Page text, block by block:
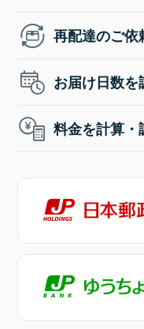
再配達のご依
お届け日数を
料金を計算・